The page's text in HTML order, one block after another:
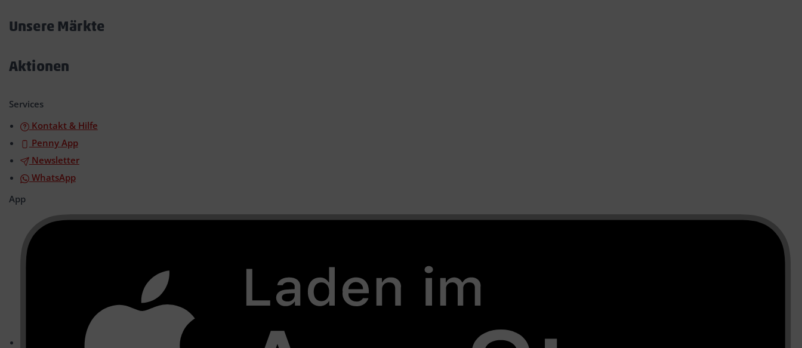
Unsere Märkte
Aktionen
Services
Kontakt & Hilfe
Penny App
Newsletter
WhatsApp
App